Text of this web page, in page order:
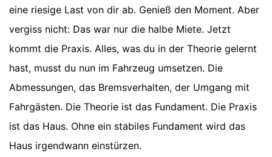
eine riesige Last von dir ab. Genieß den Moment. Aber
vergiss nicht: Das war nur die halbe Miete. Jetzt
kommt die Praxis. Alles, was du in der Theorie gelernt
hast, musst du nun im Fahrzeug umsetzen. Die
Abmessungen, das Bremsverhalten, der Umgang mit
Fahrgästen. Die Theorie ist das Fundament. Die Praxis
ist das Haus. Ohne ein stabiles Fundament wird das
Haus irgendwann einstürzen.